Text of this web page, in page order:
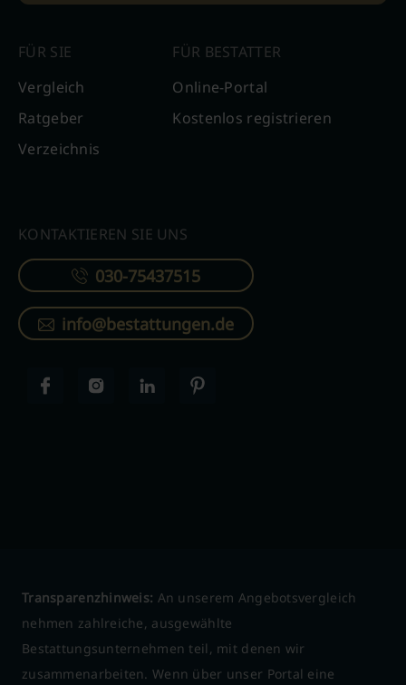
FÜR SIE
Vergleich
Ratgeber
Verzeichnis
FÜR BESTATTER
Online-Portal
Kostenlos registrieren
KONTAKTIEREN SIE UNS
030-75437515
info@bestattungen.de
Transparenzhinweis: An unserem Angebotsvergleich
nehmen zahlreiche, ausgewählte
Bestattungsunternehmen teil, mit denen wir
zusammenarbeiten. Wenn über unser Portal eine